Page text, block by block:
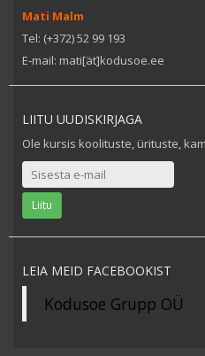
Mati Malm
Tel: (+372) 52 99 193
E-mail: mati[ät]kodusoe.ee
LIITU UUDISKIRJAGA
Ole kursis koolituste, ürituste,
LEIA MEID FACEBOOKIST
Kodusoe Grupp OÜ